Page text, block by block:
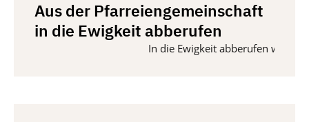
Aus der Pfarreiengemeinschaft
in die Ewigkeit abberufen
In die Ewigkeit abberufen wurden